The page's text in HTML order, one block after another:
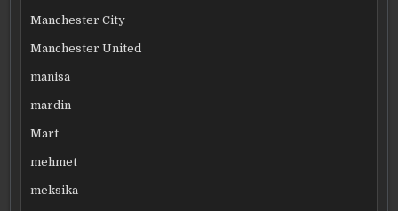
Manchester City
Manchester United
manisa
mardin
Mart
mehmet
meksika